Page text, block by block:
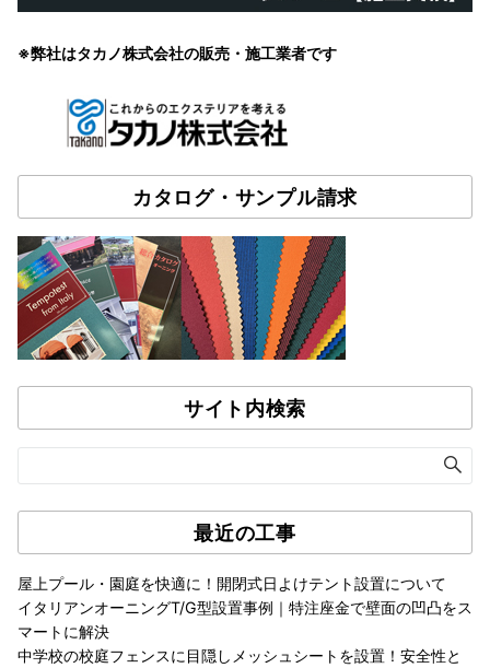
※弊社はタカノ株式会社の販売・施工業者です
カタログ・サンプル請求
サイト内検索
最近の工事
屋上プール・園庭を快適に！開閉式日よけテント設置について
イタリアンオーニングT/G型設置事例｜特注座金で壁面の凹凸をス
マートに解決
中学校の校庭フェンスに目隠しメッシュシートを設置！安全性と